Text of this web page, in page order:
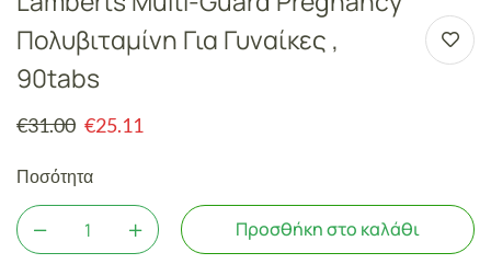
Πολυβιταμίνη Για Γυναίκες ,
90tabs
€31.00 €25.11
Ποσότητα
Προσθήκη στο καλάθι